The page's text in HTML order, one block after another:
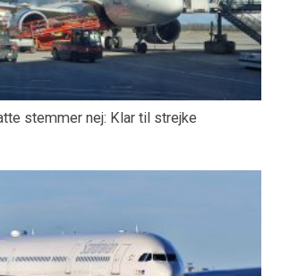
stemmer nej: Klar til strejke